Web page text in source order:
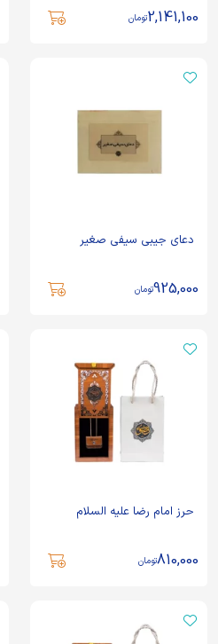
2,141,100تومان
دعای جیبی سیفی صغیر
925,000تومان
حرز امام رضا علیه السلام
810,000تومان